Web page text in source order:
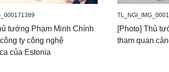
tướng Phạm Minh Chính
ty công nghệ
của Estonia
[Photo] Thủ
tham quan